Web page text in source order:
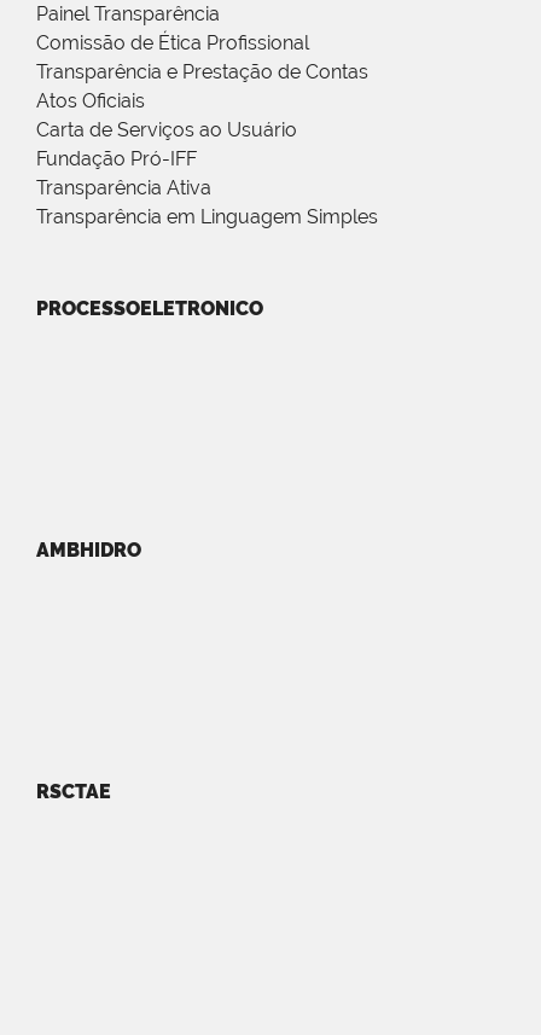
Painel Transparência
Comissão de Ética Profissional
Transparência e Prestação de Contas
Atos Oficiais
Carta de Serviços ao Usuário
Fundação Pró-IFF
Transparência Ativa
Transparência em Linguagem Simples
PROCESSOELETRONICO
AMBHIDRO
RSCTAE